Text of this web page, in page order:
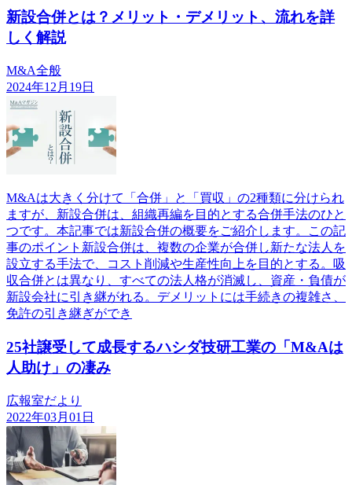
新設合併とは？メリット・デメリット、流れを詳
しく解説
M&A全般
2024年12月19日
M&Aは大きく分けて「合併」と「買収」の2種類に分けられ
ますが、新設合併は、組織再編を目的とする合併手法のひと
つです。本記事では新設合併の概要をご紹介します。この記
事のポイント新設合併は、複数の企業が合併し新たな法人を
設立する手法で、コスト削減や生産性向上を目的とする。吸
収合併とは異なり、すべての法人格が消滅し、資産・負債が
新設会社に引き継がれる。デメリットには手続きの複雑さ、
免許の引き継ぎができ
25社譲受して成長するハシダ技研工業の「M&Aは
人助け」の凄み
広報室だより
2022年03月01日